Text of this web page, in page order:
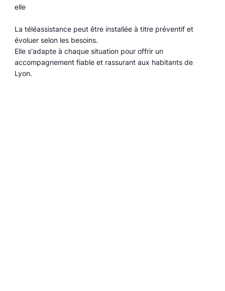
elle
La téléassistance peut être installée à titre préventif et
évoluer selon les besoins.
Elle s'adapte à chaque situation pour offrir un
accompagnement fiable et rassurant aux habitants de
Lyon.